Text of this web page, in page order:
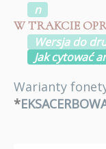
n
W TRAKCIE
Wersja do
Jak cytować
Warianty
*